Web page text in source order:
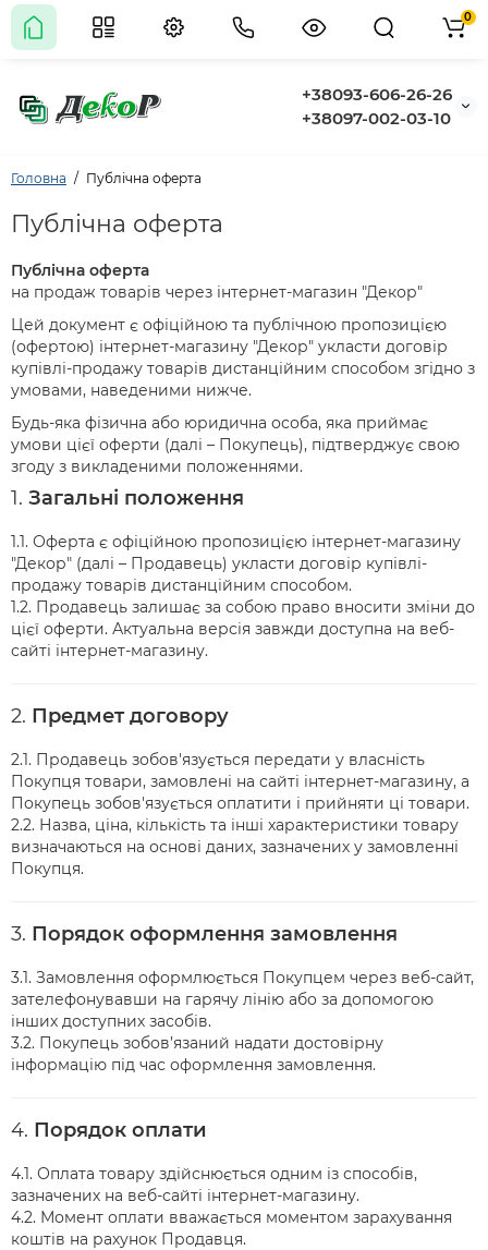
+38093-606-26-26
+38097-002-03-10
0
Головна Публічна оферта
Публічна оферта
Публічна оферта
на продаж товарів через інтернет-магазин "Декор"
Цей документ є офіційною та публічною пропозицією
(офертою) інтернет-магазину "Декор" укласти договір
купівлі-продажу товарів дистанційним способом згідно з
умовами, наведеними нижче.
Будь-яка фізична або юридична особа, яка приймає
умови цієї оферти (далі – Покупець), підтверджує свою
згоду з викладеними положеннями.
1. Загальні положення
1.1. Оферта є офіційною пропозицією інтернет-магазину
"Декор" (далі – Продавець) укласти договір купівлі-
продажу товарів дистанційним способом.
1.2. Продавець залишає за собою право вносити зміни до
цієї оферти. Актуальна версія завжди доступна на веб-
сайті інтернет-магазину.
2. Предмет договору
2.1. Продавець зобов'язується передати у власність
Покупця товари, замовлені на сайті інтернет-магазину, а
Покупець зобов'язується оплатити і прийняти ці товари.
2.2. Назва, ціна, кількість та інші характеристики товару
визначаються на основі даних, зазначених у замовленні
Покупця.
3. Порядок оформлення замовлення
3.1. Замовлення оформлюється Покупцем через веб-сайт,
зателефонувавши на гарячу лінію або за допомогою
інших доступних засобів.
3.2. Покупець зобов’язаний надати достовірну
інформацію під час оформлення замовлення.
4. Порядок оплати
4.1. Оплата товару здійснюється одним із способів,
зазначених на веб-сайті інтернет-магазину.
4.2. Момент оплати вважається моментом зарахування
коштів на рахунок Продавця.